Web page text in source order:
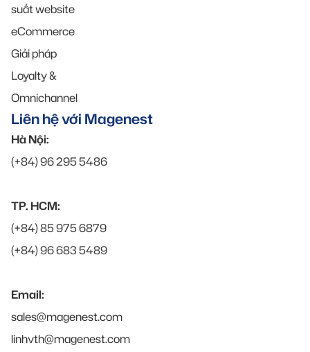
suất website
eCommerce
Giải pháp
Loyalty &
Omnichannel
Liên hệ với Magenest
Hà Nội:
(+84) 96 295 5486
TP. HCM:
(+84) 85 975 6879
(+84) 96 683 5489
Email:
sales@magenest.com
linhvth@magenest.com